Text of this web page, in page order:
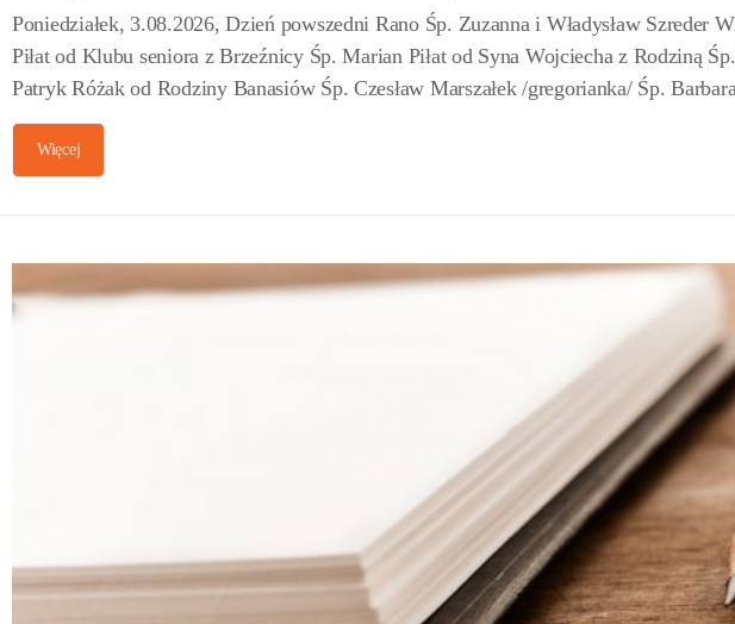
Poniedziałek, 3.08.2026, Dzień powszedni Rano Śp. Zuzanna i Władysław Szreder
Piłat od Klubu seniora z Brzeźnicy Śp. Marian Piłat od Syna Wojciecha z Rodziną
Patryk Różak od Rodziny Banasiów Śp. Czesław Marszałek /gregorianka/ Śp.
Więcej